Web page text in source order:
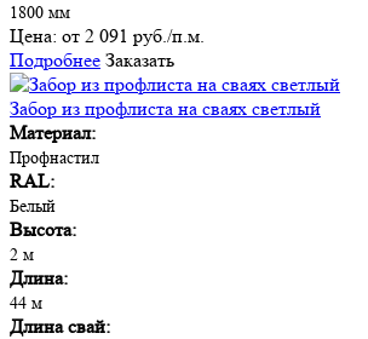
1800 мм
Цена: от 2 091 руб./п.м.
Подробнее Заказать
Забор из профлиста на сваях светлый
Материал:
Профнастил
RAL:
Белый
Высота:
2 м
Длина:
44 м
Длина свай: